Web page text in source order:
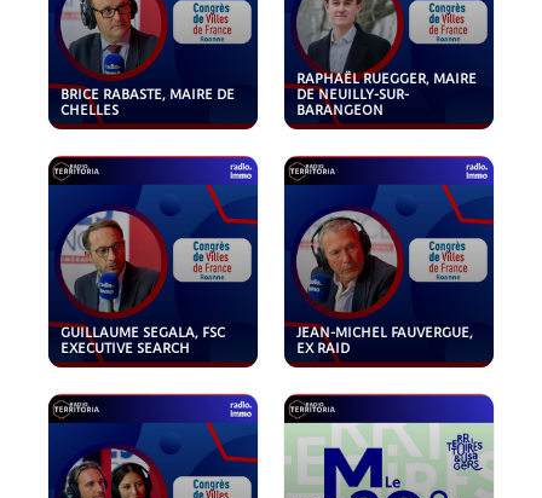
BRICE RABASTE, MAIRE DE
CHELLES
RAPHAËL RUEGGER, MAIRE
DE NEUILLY-SUR-
BARANGEON
GUILLAUME SEGALA, FSC
EXECUTIVE SEARCH
JEAN-MICHEL FAUVERGUE,
EX RAID